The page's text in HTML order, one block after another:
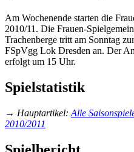
Am Wochenende starten die
2010/11. Die Frauen-
Trachenberge tritt am Sonntag
FSpVgg Lok Dresden an. Der
erfolgt um 15 Uhr.
Spielstatistik
→ Hauptartikel: Alle
2010/2011